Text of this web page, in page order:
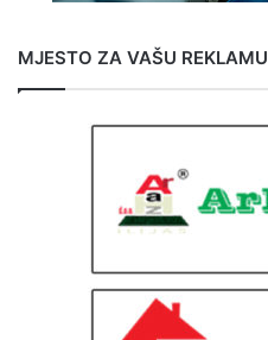
MJESTO ZA VAŠU REKLAMU